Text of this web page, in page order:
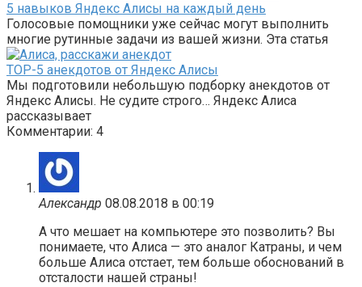
5 навыков Яндекс Алисы на каждый день
Голосовые помощники уже сейчас могут выполнить
многие рутинные задачи из вашей жизни. Эта статья
TOP-5 анекдотов от Яндекс Алисы
Мы подготовили небольшую подборку анекдотов от
Яндекс Алисы. Не судите строго… Яндекс Алиса
рассказывает
Комментарии: 4
Александр 08.08.2018 в 00:19
А что мешает на компьютере это позволить? Вы
понимаете, что Алиса — это аналог Катраны, и чем
больше Алиса отстает, тем больше обоснований в
отсталости нашей страны!